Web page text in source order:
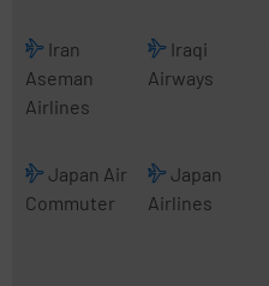
Iran
Aseman
Airlines
Iraqi
Airways
Japan Air
Commuter
Japan
Airlines